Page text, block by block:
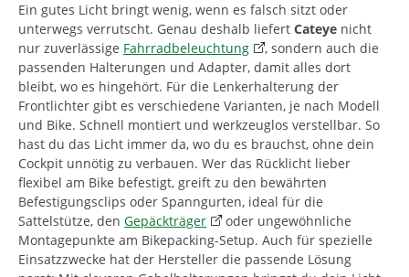
Ein gutes Licht bringt wenig, wenn es falsch sitzt oder
unterwegs verrutscht. Genau deshalb liefert Cateye nicht
nur zuverlässige Fahrradbeleuchtung
, sondern auch die
passenden Halterungen und Adapter, damit alles dort
bleibt, wo es hingehört. Für die Lenkerhalterung der
Frontlichter gibt es verschiedene Varianten, je nach Modell
und Bike. Schnell montiert und werkzeuglos verstellbar. So
hast du das Licht immer da, wo du es brauchst, ohne dein
Cockpit unnötig zu verbauen. Wer das Rücklicht lieber
flexibel am Bike befestigt, greift zu den bewährten
Befestigungsclips oder Spanngurten, ideal für die
Sattelstütze, den Gepäckträger
oder ungewöhnliche
Montagepunkte am Bikepacking-Setup. Auch für spezielle
Einsatzzwecke hat der Hersteller die passende Lösung